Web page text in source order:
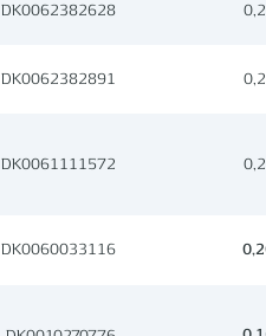
DK0062382628
DK0062382891
DK0061111572
DK0060033116